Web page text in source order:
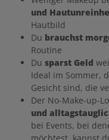
und
Hautbild
Du brauchst
Routine
Du sparst Geld
Ideal im Sommer,
Gesicht sind, die
Der No-Make-up-
und
bei Events, bei
möchtest, kannst